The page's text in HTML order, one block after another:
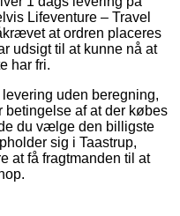
Lifeventure – Travel
at ordren placeres
udsigt til at kunne nå at
har fri.
uden beregning,
af at der købes
du vælge den billigste
sig i Taastrup,
at få fragtmanden til at